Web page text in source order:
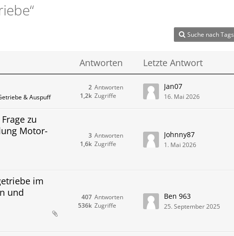
Suche nach Tags
Antworten Letzte Antwort
& Auspuff
Antworten
2
Zugriffe
1,2k
Jan07
16. Mai 2026
zu
Motor-
Antworten
3
Zugriffe
1,6k
Johnny87
1. Mai 2026
im
und
Antworten
407
Zugriffe
536k
Ben 963
25. September 2025